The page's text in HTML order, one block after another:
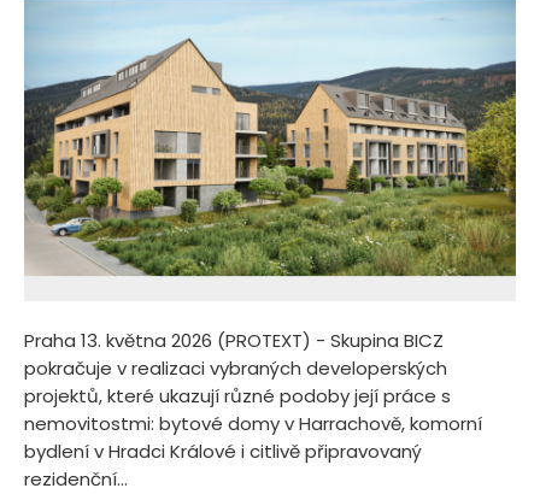
Praha 13. května 2026 (PROTEXT) - Skupina BICZ
pokračuje v realizaci vybraných developerských
projektů, které ukazují různé podoby její práce s
nemovitostmi: bytové domy v Harrachově, komorní
bydlení v Hradci Králové i citlivě připravovaný
rezidenční...